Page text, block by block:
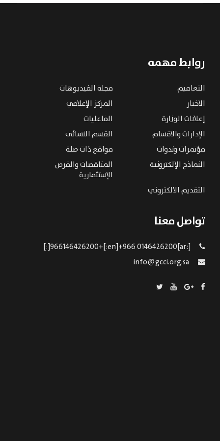
روابط مهمه
التعاميم
مجلة الفيديوهات
الاخبار
المركز الإعلامي
إعلانات الوزارة
الفاعليات
الإدارات والاقسام
القسم النسائى
مؤتمرات وندوات
مواقع ذات صلة
النماذج الإلكترونية
المناقصات والفرص
الإستثمارية
التقديم الالكتروني
تواصل معنا
[:ar]966146426200+[:en]+966 0146426200[:]